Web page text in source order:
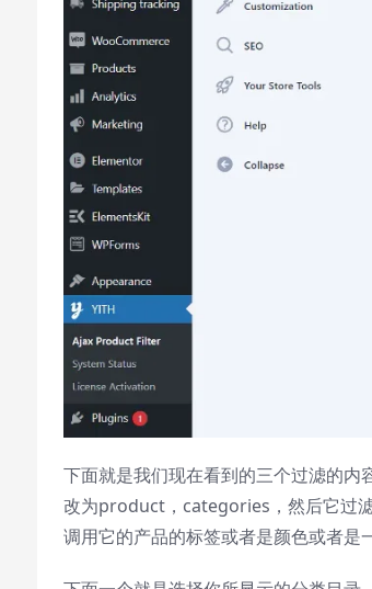
下面就是我们现在看到的三个过滤的
改为product，categories，然后它过
调用它的产品的标签或者是颜色或者是